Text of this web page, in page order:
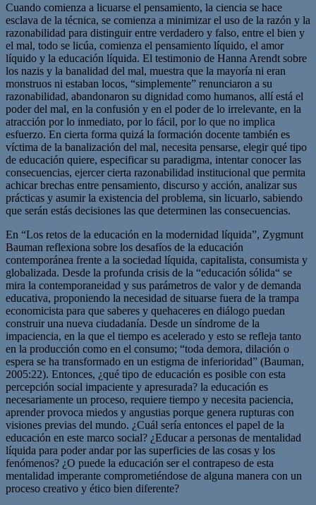
Cuando comienza a licuarse el pensamiento, la ciencia se hace
esclava de la técnica, se comienza a minimizar el uso de la razón y la
razonabilidad para distinguir entre verdadero y falso, entre el bien y
el mal, todo se licúa, comienza el pensamiento líquido, el amor
líquido y la educación líquida. El testimonio de Hanna Arendt sobre
los nazis y la banalidad del mal, muestra que la mayoría ni eran
monstruos ni estaban locos, “simplemente” renunciaron a su
razonabilidad, abandonaron su dignidad como humanos, allí está el
poder del mal, en la confusión y en el poder de lo irrelevante, en la
atracción por lo inmediato, por lo fácil, por lo que no implica
esfuerzo. En cierta forma quizá la formación docente también es
víctima de la banalización del mal, necesita pensarse, elegir qué tipo
de educación quiere, especificar su paradigma, intentar conocer las
consecuencias, ejercer cierta razonabilidad institucional que permita
achicar brechas entre pensamiento, discurso y acción, analizar sus
prácticas y asumir la existencia del problema, sin licuarlo, sabiendo
que serán estás decisiones las que determinen las consecuencias.
En “Los retos de la educación en la modernidad líquida”, Zygmunt
Bauman reflexiona sobre los desafíos de la educación
contemporánea frente a la sociedad líquida, capitalista, consumista y
globalizada. Desde la profunda crisis de la “educación sólida“ se
mira la contemporaneidad y sus parámetros de valor y de demanda
educativa, proponiendo la necesidad de situarse fuera de la trampa
economicista para que saberes y quehaceres en diálogo puedan
construir una nueva ciudadanía. Desde un síndrome de la
impaciencia, en la que el tiempo es acelerado y esto se refleja tanto
en la producción como en el consumo; “toda demora, dilación o
espera se ha transformado en un estigma de inferioridad” (Bauman,
2005:22). Entonces, ¿qué tipo de educación es posible con esta
percepción social impaciente y apresurada? la educación es
necesariamente un proceso, requiere tiempo y necesita paciencia,
aprender provoca miedos y angustias porque genera rupturas con
visiones previas del mundo. ¿Cuál sería entonces el papel de la
educación en este marco social? ¿Educar a personas de mentalidad
líquida para poder andar por las superficies de las cosas y los
fenómenos? ¿O puede la educación ser el contrapeso de esta
mentalidad imperante comprometiéndose de alguna manera con un
proceso creativo y ético bien diferente?